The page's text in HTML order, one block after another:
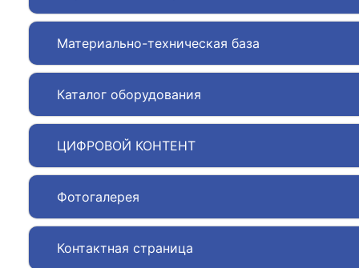
Материально-техническая база
Каталог оборудования
ЦИФРОВОЙ КОНТЕНТ
Фотогалерея
Контактная страница